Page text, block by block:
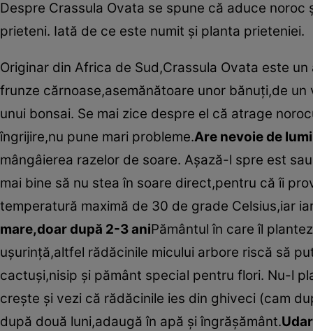
Despre Crassula Ovata se spune că aduce
prieteni. Iată de ce este numit şi planta prieteniei.
Originar din Africa de Sud,Crassula Ovata este
frunze cărnoase,asemănătoare unor bănuţi,de
unui bonsai. Se mai zice despre el că atrage
îngrijire,nu pune mari probleme.Are nevoie de
mângâierea razelor de soare. Aşază-l spre est
mai bine să nu stea în soare direct,pentru că îi
temperatură maximă de 30 de grade Celsius,iar
mare,doar după 2-3 aniPământul în care îl
uşurinţă,altfel rădăcinile micului arbore riscă să
cactuşi,nisip şi pământ special pentru flori. Nu-l
creşte şi vezi că rădăcinile ies din ghiveci (cam
după două luni,adaugă în apă şi îngrăşământ.